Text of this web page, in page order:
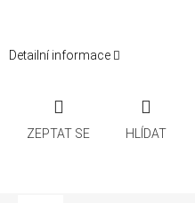
Detailní informace
ZEPTAT SE HLÍDAT